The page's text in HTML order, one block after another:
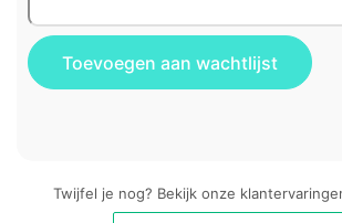
Twijfel je nog? Bekijk onze